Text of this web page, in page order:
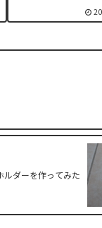
ルダーを作ってみた